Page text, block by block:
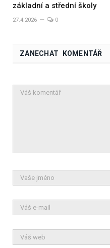
základní a střední školy
27.4.2026 0
ZANECHAT KOMENTÁŘ